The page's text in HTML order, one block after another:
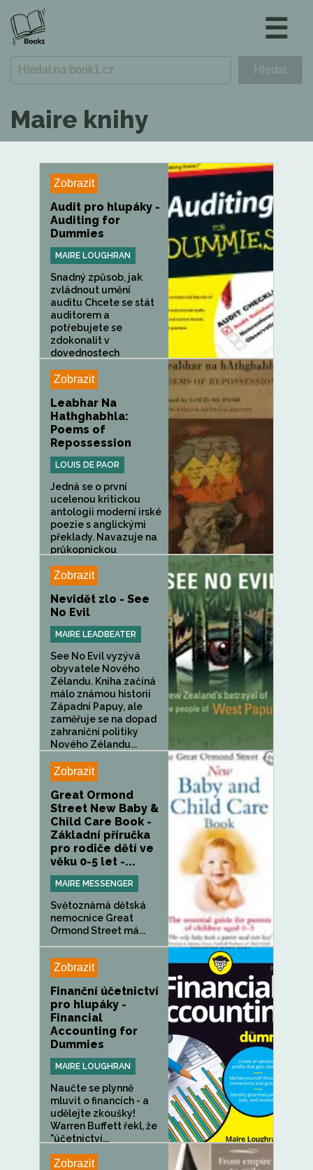
☰
Maire knihy
Zobrazit
Audit pro hlupáky -
Auditing for
Dummies
MAIRE LOUGHRAN
Snadný způsob, jak
zvládnout umění
auditu Chcete se stát
auditorem a
potřebujete se
zdokonalit v
dovednostech
Zobrazit
Leabhar Na
Hathghabhla:
Poems of
Repossession
LOUIS DE PAOR
Jedná se o první
ucelenou kritickou
antologii moderní irské
poezie s anglickými
překlady. Navazuje na
průkopnickou
Zobrazit
Nevidět zlo - See
No Evil
MAIRE LEADBEATER
See No Evil vyzývá
obyvatele Nového
Zélandu. Kniha začíná
málo známou historií
Západní Papuy, ale
zaměřuje se na dopad
zahraniční politiky
Nového Zélandu...
Zobrazit
Great Ormond
Street New Baby &
Child Care Book -
Základní příručka
pro rodiče dětí ve
věku 0-5 let -...
MAIRE MESSENGER
Světoznámá dětská
nemocnice Great
Ormond Street má...
Zobrazit
Finanční účetnictví
pro hlupáky -
Financial
Accounting for
Dummies
MAIRE LOUGHRAN
Naučte se plynně
mluvit o financích - a
udělejte zkoušky!
Warren Buffett řekl, že
"účetnictví...
Zobrazit